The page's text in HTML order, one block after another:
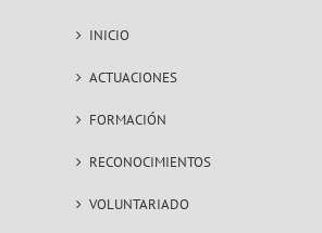
INICIO
ACTUACIONES
FORMACIÓN
RECONOCIMIENTOS
VOLUNTARIADO